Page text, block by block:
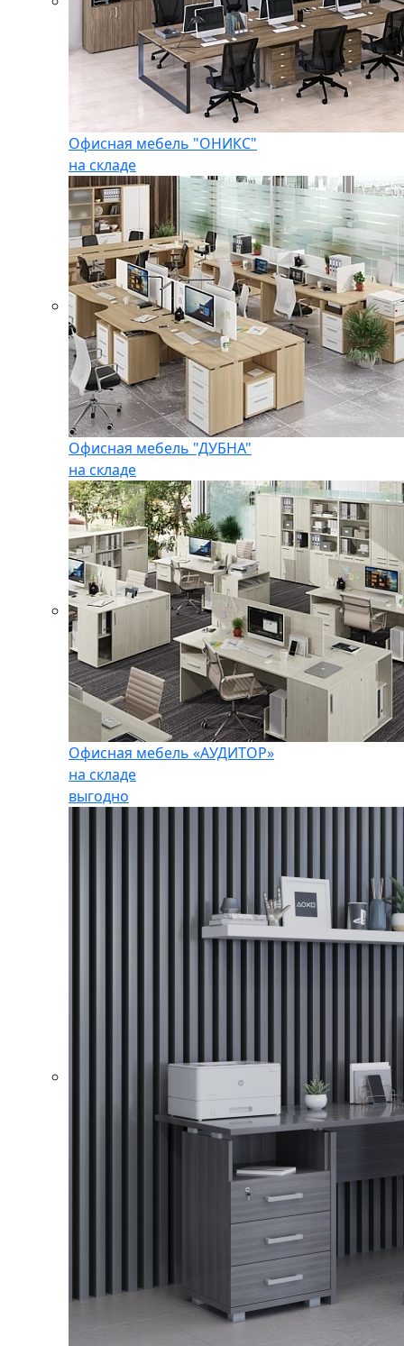
Офисная мебель "ОНИКС"
на складе
Офисная мебель "ДУБНА"
на складе
Офисная мебель «АУДИТОР»
на складе
выгодно